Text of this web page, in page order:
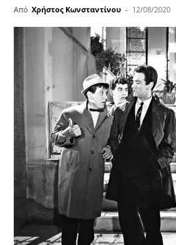
Από Χρήστος Κωνσταντίνου - 12/08/2020